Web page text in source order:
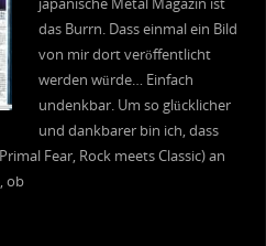
japanische Metal Magazin ist
das Burrn. Dass einmal ein Bild
von mir dort veröffentlicht
werden würde… Einfach
undenkbar. Um so glücklicher
und dankbarer bin ich, dass
Fear, Rock meets Classic) an
ob